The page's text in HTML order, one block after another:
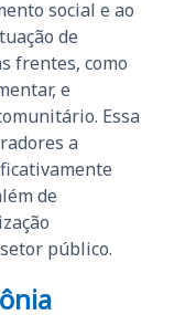
social e ao
de
frentes, como
e
Essa
a
de
público.